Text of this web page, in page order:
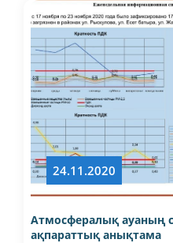
24.11.2020
Атмосфералық ауаның
ақпараттық анықтама